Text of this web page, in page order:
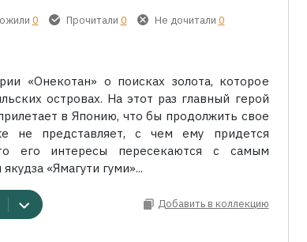
0 Прочитали 0 Не дочитали 0
«Онекотан» о поисках золота, которое
островах. На этот раз главный герой
в Японию, что бы продолжить свое
не представляет, с чем ему придется
его интересы пересекаются с самым
«Ямагути гуми»...
Добавить в коллекцию